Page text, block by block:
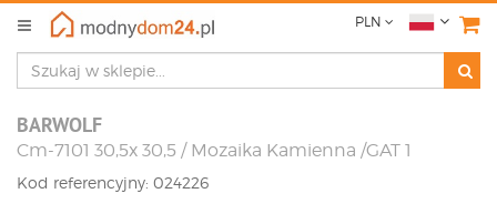
PLN
BARWOLF
Cm-7101 30,5x 30,5 / Mozaika Kamienna /GAT 1
Kod referencyjny: 024226